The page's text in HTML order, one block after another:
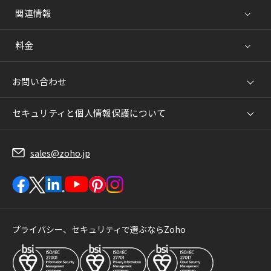
関連情報
料金
お問い合わせ
セキュリティと個人情報保護について
sales@zoho.jp
プライバシー、セキュリティで選ぶならZoho